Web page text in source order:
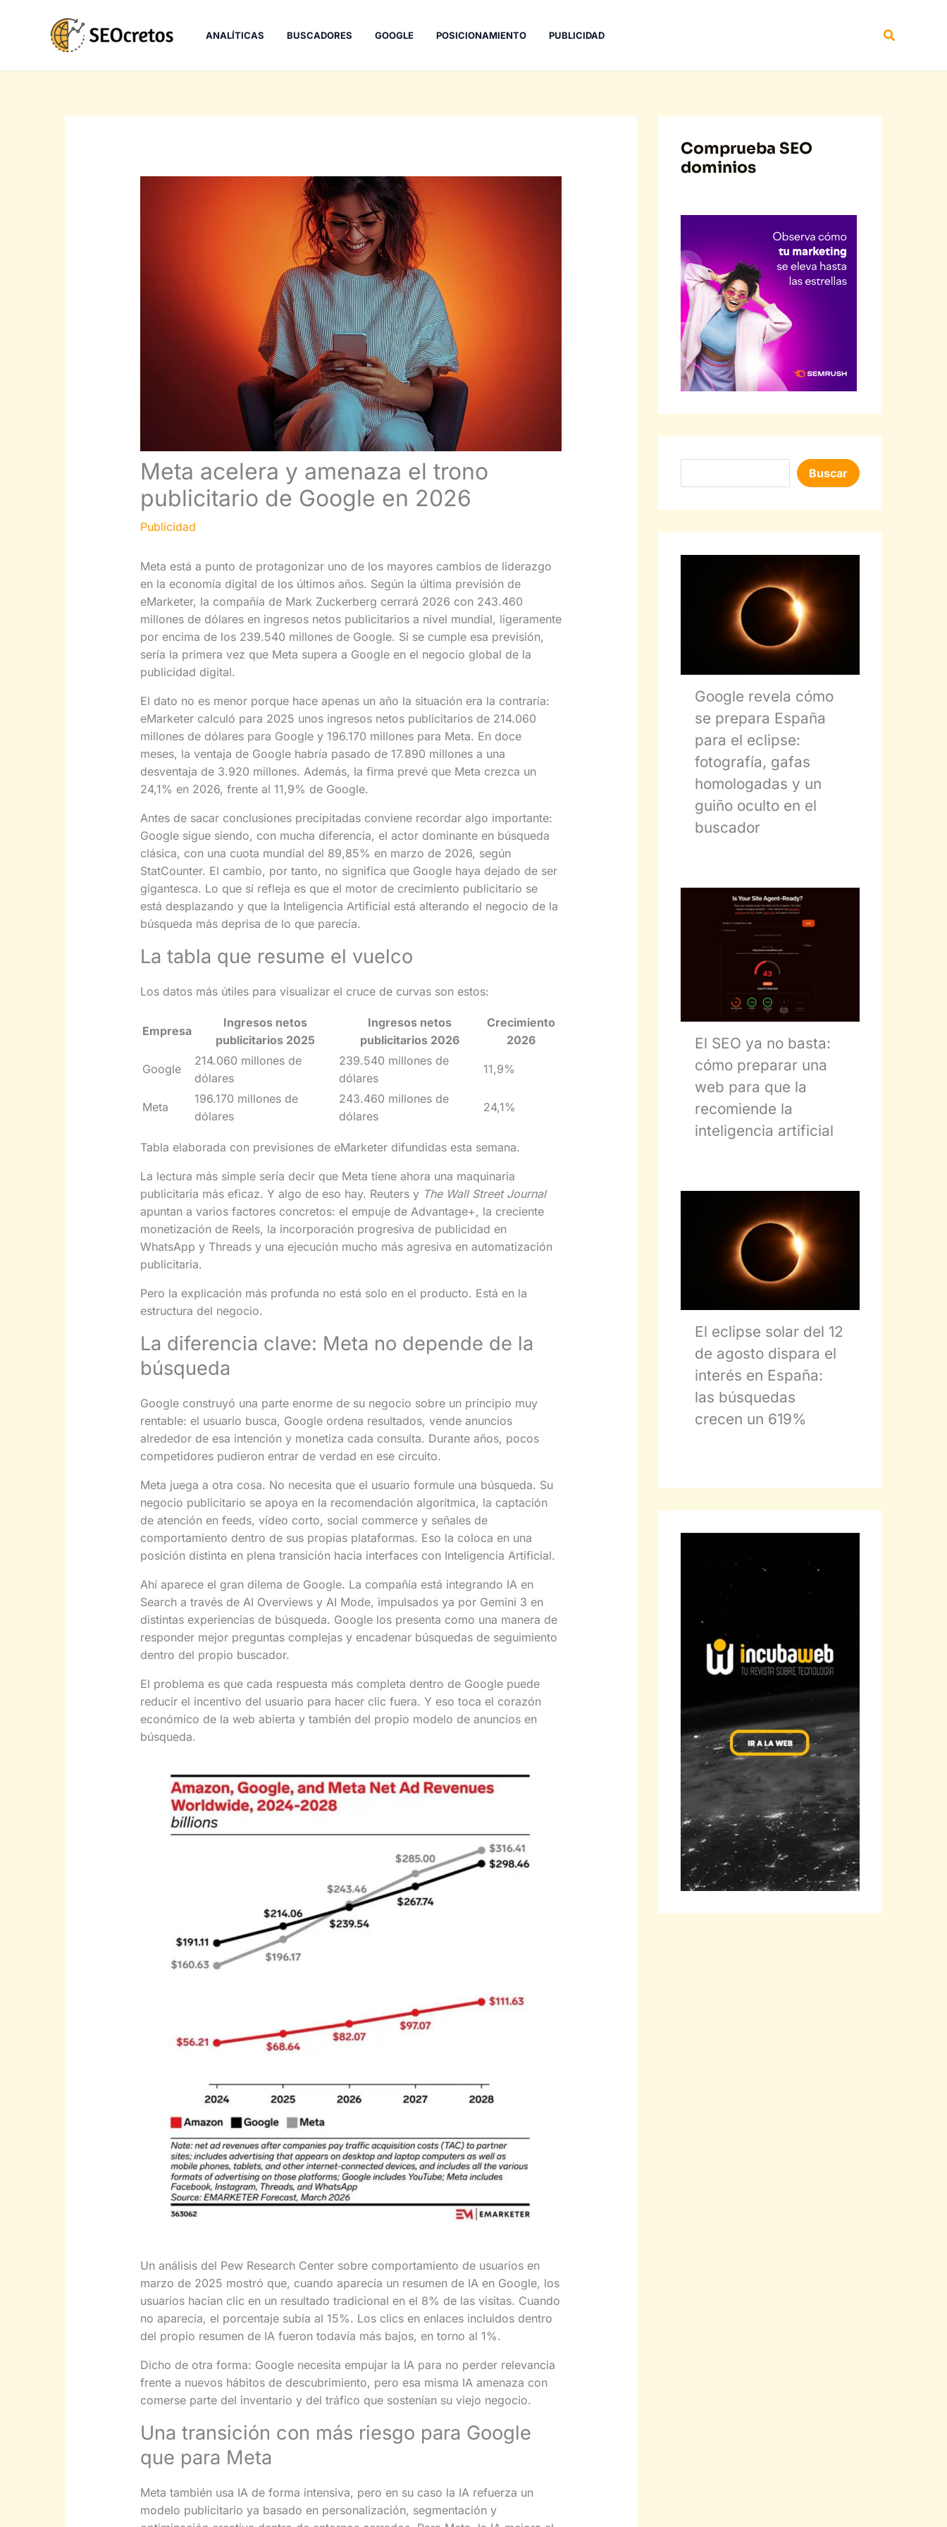
contenido
ANALÍTICAS BUSCADORES GOOGLE POSICIONAMIENTO PUBLICIDAD Buscar
Meta acelera y amenaza el trono
publicitario de Google en 2026
Publicidad
Meta está a punto de protagonizar uno de los mayores cambios de liderazgo
en la economía digital de los últimos años. Según la última previsión de
eMarketer, la compañía de Mark Zuckerberg cerrará 2026 con 243.460
millones de dólares en ingresos netos publicitarios a nivel mundial, ligeramente
por encima de los 239.540 millones de Google. Si se cumple esa previsión,
sería la primera vez que Meta supera a Google en el negocio global de la
publicidad digital.
El dato no es menor porque hace apenas un año la situación era la contraria:
eMarketer calculó para 2025 unos ingresos netos publicitarios de 214.060
millones de dólares para Google y 196.170 millones para Meta. En doce
meses, la ventaja de Google habría pasado de 17.890 millones a una
desventaja de 3.920 millones. Además, la firma prevé que Meta crezca un
24,1% en 2026, frente al 11,9% de Google.
Antes de sacar conclusiones precipitadas conviene recordar algo importante:
Google sigue siendo, con mucha diferencia, el actor dominante en búsqueda
clásica, con una cuota mundial del 89,85% en marzo de 2026, según
StatCounter. El cambio, por tanto, no significa que Google haya dejado de ser
gigantesca. Lo que sí refleja es que el motor de crecimiento publicitario se
está desplazando y que la Inteligencia Artificial está alterando el negocio de la
búsqueda más deprisa de lo que parecía.
La tabla que resume el vuelco
Los datos más útiles para visualizar el cruce de curvas son estos:
Empresa
Ingresos netos
publicitarios 2025
Ingresos netos
publicitarios 2026
Crecimiento
2026
Google
214.060 millones de
dólares
239.540 millones de
dólares
11,9%
Meta
196.170 millones de
dólares
243.460 millones de
dólares
24,1%
Tabla elaborada con previsiones de eMarketer difundidas esta semana.
La lectura más simple sería decir que Meta tiene ahora una maquinaria
publicitaria más eficaz. Y algo de eso hay. Reuters y The Wall Street Journal
apuntan a varios factores concretos: el empuje de Advantage+, la creciente
monetización de Reels, la incorporación progresiva de publicidad en
WhatsApp y Threads y una ejecución mucho más agresiva en automatización
publicitaria.
Pero la explicación más profunda no está solo en el producto. Está en la
estructura del negocio.
La diferencia clave: Meta no depende de la
búsqueda
Google construyó una parte enorme de su negocio sobre un principio muy
rentable: el usuario busca, Google ordena resultados, vende anuncios
alrededor de esa intención y monetiza cada consulta. Durante años, pocos
competidores pudieron entrar de verdad en ese circuito.
Meta juega a otra cosa. No necesita que el usuario formule una búsqueda. Su
negocio publicitario se apoya en la recomendación algorítmica, la captación
de atención en feeds, vídeo corto, social commerce y señales de
comportamiento dentro de sus propias plataformas. Eso la coloca en una
posición distinta en plena transición hacia interfaces con Inteligencia Artificial.
Ahí aparece el gran dilema de Google. La compañía está integrando IA en
Search a través de AI Overviews y AI Mode, impulsados ya por Gemini 3 en
distintas experiencias de búsqueda. Google los presenta como una manera de
responder mejor preguntas complejas y encadenar búsquedas de seguimiento
dentro del propio buscador.
El problema es que cada respuesta más completa dentro de Google puede
reducir el incentivo del usuario para hacer clic fuera. Y eso toca el corazón
económico de la web abierta y también del propio modelo de anuncios en
búsqueda.
Un análisis del Pew Research Center sobre comportamiento de usuarios en
marzo de 2025 mostró que, cuando aparecía un resumen de IA en Google, los
usuarios hacían clic en un resultado tradicional en el 8% de las visitas. Cuando
no aparecía, el porcentaje subía al 15%. Los clics en enlaces incluidos dentro
del propio resumen de IA fueron todavía más bajos, en torno al 1%.
Dicho de otra forma: Google necesita empujar la IA para no perder relevancia
frente a nuevos hábitos de descubrimiento, pero esa misma IA amenaza con
comerse parte del inventario y del tráfico que sostenían su viejo negocio.
Una transición con más riesgo para Google
que para Meta
Meta también usa IA de forma intensiva, pero en su caso la IA refuerza un
modelo publicitario ya basado en personalización, segmentación y
Comprueba SEO
dominios
Buscar
Google revela cómo
se prepara España
para el eclipse:
fotografía, gafas
homologadas y un
guiño oculto en el
buscador
El SEO ya no basta:
cómo preparar una
web para que la
recomiende la
inteligencia artificial
El eclipse solar del 12
de agosto dispara el
interés en España:
las búsquedas
crecen un 619%